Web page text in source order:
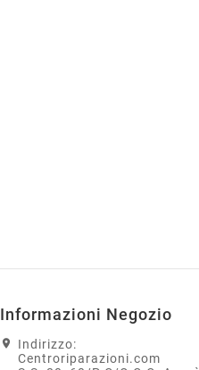
Informazioni Negozio
Indirizzo:
Centroriparazioni.com